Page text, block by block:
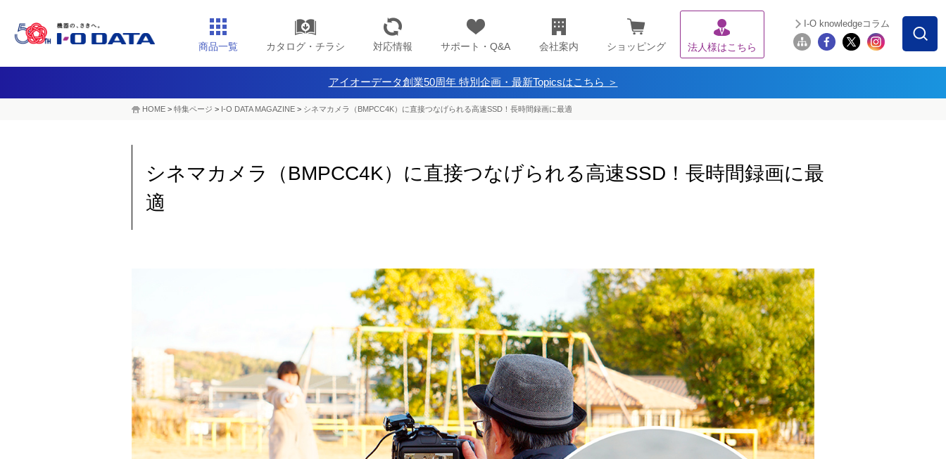
商品一覧 カタログ・チラシ 対応情報 サポート・Q&A 会社案内 ショッピング 法人様はこちら
I-O knowledgeコラム
アイオーデータ創業50周年 特別企画・最新Topicsはこちら ＞
HOME > 特集ページ > I-O DATA MAGAZINE > シネマカメラ（BMPCC4K）に直接つなげられる高速SSD！長時間録画に最適
シネマカメラ（BMPCC4K）に直接つなげられる高速SSD！長時間録画に最
適